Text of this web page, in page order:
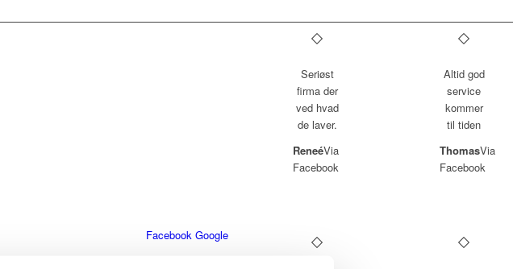
Seriøst
firma der
ved hvad
de laver.
ReneéVia
Facebook
Altid god
service
kommer
til tiden
ThomasVia
Facebook
Facebook Google